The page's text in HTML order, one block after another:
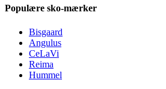
Populære sko-mærker
Bisgaard
Angulus
CeLaVi
Reima
Hummel